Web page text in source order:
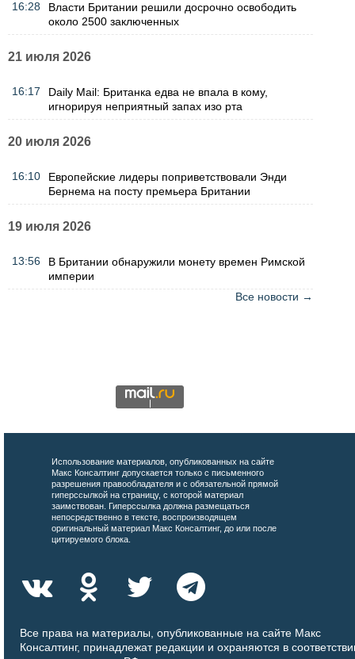
16:28
Власти Британии решили досрочно освободить
около 2500 заключенных
21 июля 2026
16:17
Daily Mail: Британка едва не впала в кому,
игнорируя неприятный запах изо рта
20 июля 2026
16:10
Европейские лидеры поприветствовали Энди
Бернема на посту премьера Британии
19 июля 2026
13:56
В Британии обнаружили монету времен Римской
империи
Все новости →
Использование материалов, опубликованных на сайте
Макс Консалтинг допускается только с письменного
разрешения правообладателя и с обязательной прямой
гиперссылкой на страницу, с которой материал
заимствован. Гиперссылка должна размещаться
непосредственно в тексте, воспроизводящем
оригинальный материал Макс Консалтинг, до или после
цитируемого блока.
Все права на материалы, опубликованные на сайте Макс
Консалтинг, принадлежат редакции и охраняются в